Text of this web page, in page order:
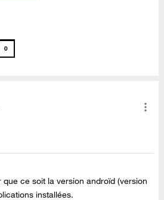
0
ce soit la version androïd (version
installées.